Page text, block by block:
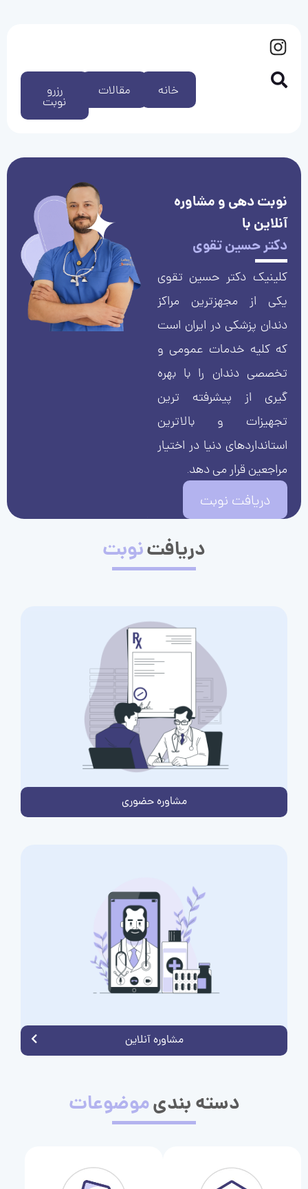
رزرو
نوبت
مقالات خانه
نوبت دهی و مشاوره
آنلاین با
دکتر حسین تقوی
کلینیک دکتر حسین تقوی
یکی از مجهزترین مراکز
دندان پزشکی در ایران است
که کلیه خدمات عمومی و
تخصصی دندان را با بهره
گیری از پیشرفته ترین
تجهیزات و بالاترین
استانداردهای دنیا در اختیار
مراجعین قرار می دهد.
دریافت نوبت
دریافتنوبت
مشاوره حضوری
مشاوره آنلاین
دسته بندیموضوعات